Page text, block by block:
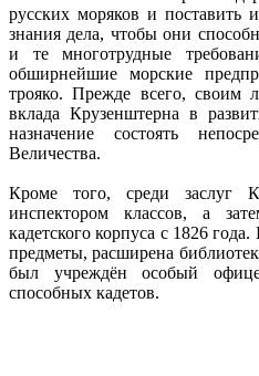
русских моряков и поставить
знания дела, чтобы они
и те многотрудные
обширнейшие морские
трояко. Прежде всего, своим
вклада Крузенштерна в
назначение состоять
Величества.
Кроме того, среди заслуг
инспектором классов, а
кадетского корпуса с 1826
предметы, расширена
был учреждён особый
способных кадетов.